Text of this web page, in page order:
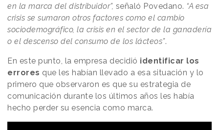
en la marca del distribuidor”, señaló Povedano. “A esa
crisis se sumaron otros factores como el cambio
sociodemográfico, la crisis en el sector de la ganadería
o el descenso del consumo de los lácteos”.
En este punto, la empresa decidió identificar los
errores que les habían llevado a esa situación y lo
primero que observaron es que su estrategia de
comunicación durante los últimos años les había
hecho perder su esencia como marca.